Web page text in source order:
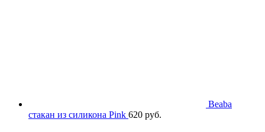
Beaba
стакан из силикона Pink 620 руб.